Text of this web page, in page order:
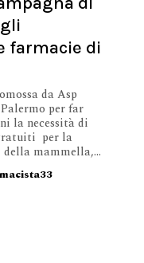
farmacie di
da Asp
per far
la necessità di
per la
mammella,...